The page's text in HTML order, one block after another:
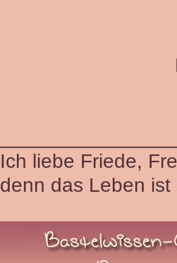
Ich liebe Friede,
denn das Leben